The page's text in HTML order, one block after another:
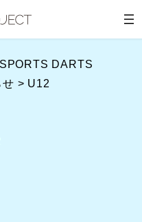
DARTS
せ > U12